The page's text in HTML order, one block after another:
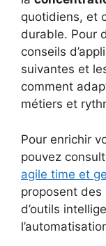
quotidiens, et
durable. Pour
conseils
suivantes et
comment
métiers et
Pour enrichir
pouvez
agile time et
proposent des
d’outils